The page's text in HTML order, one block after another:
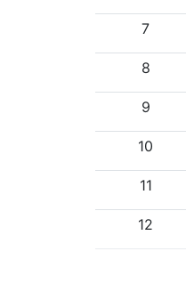
7
8
9
10
11
12